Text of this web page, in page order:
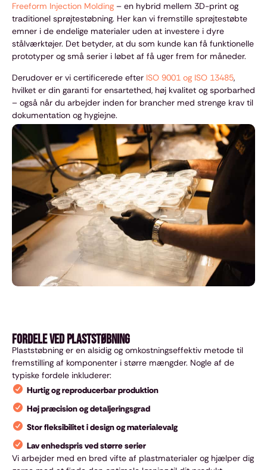
Freeform Injection Molding – en hybrid mellem 3D-print og
traditionel sprøjtestøbning. Her kan vi fremstille sprøjtestøbte
emner i de endelige materialer uden at investere i dyre
stålværktøjer. Det betyder, at du som kunde kan få funktionelle
prototyper og små serier i løbet af få uger frem for måneder.
Derudover er vi certificerede efter ISO 9001 og ISO 13485,
hvilket er din garanti for ensartethed, høj kvalitet og sporbarhed
– også når du arbejder inden for brancher med strenge krav til
dokumentation og hygiejne.
Fordele ved plaststøbning
Plaststøbning er en alsidig og omkostningseffektiv metode til
fremstilling af komponenter i større mængder. Nogle af de
typiske fordele inkluderer:
Hurtig og reproducerbar produktion
Høj præcision og detaljeringsgrad
Stor fleksibilitet i design og materialevalg
Lav enhedspris ved større serier
Vi arbejder med en bred vifte af plastmaterialer og hjælper dig